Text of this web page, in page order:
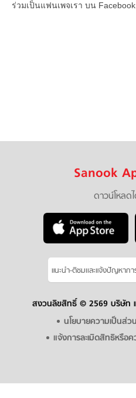
ร่วมเป็นแฟนเพจเรา บน
Sanook
ดาวน์โหลด
แนะนำ-ติชมเเละแจ้งปัญหากา
สงวนลิขสิทธิ์ © 2569 บริษัท
นโยบายความเป็นส่
แจ้งการละเมิดสิทธิหรือค